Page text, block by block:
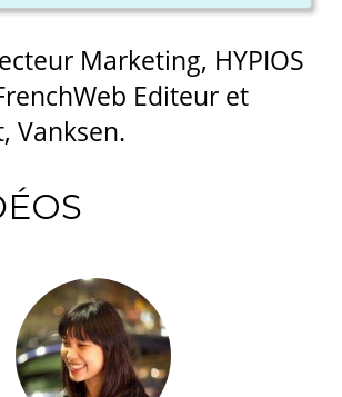
Marketing, HYPIOS
Editeur et
Vanksen.